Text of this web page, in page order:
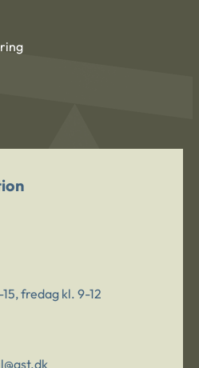
fredag kl. 9-12